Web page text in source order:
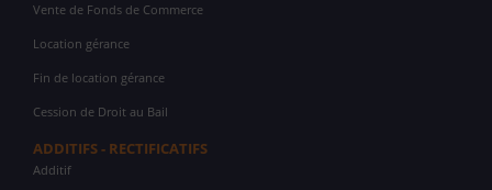
Vente de Fonds de Commerce
Location gérance
Fin de location gérance
Cession de Droit au Bail
ADDITIFS - RECTIFICATIFS
Additif